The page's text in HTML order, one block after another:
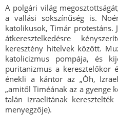
A polgári világ
a vallási sokszínűség is.
katolikusok, Timár protestáns.
átkeresztelkedésre
keresztény hitelvek között.
katolicizmus pompája, és
puritanizmus a keresztelőkor
énekli a kántor az „Óh,
„amitől Timéának az a gyenge
talán izraelitának
menyegzője).